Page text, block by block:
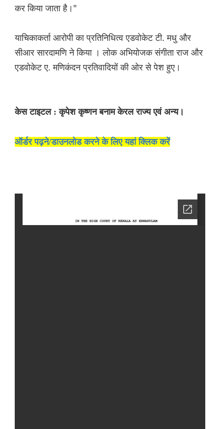
कर किया जाता है।"
याचिकाकर्ता आरोपी का प्रतिनिधित्व एडवोकेट टी. मधु और
सीआर सारदामणि ने किया । लोक अभियोजक संगीता राज और
एडवोकेट ए. मणिकंदन प्रतिवादियों की ओर से पेश हुए।
केस टाइटल : कृपेश कृष्णन बनाम केरल राज्य एवं अन्य।
ऑर्डर पढ़ने/डाउनलोड करने के लिए यहां क्लिक करें